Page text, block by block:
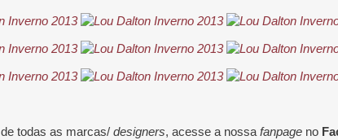
de todas as marcas/ designers, acesse a nossa fanpage no